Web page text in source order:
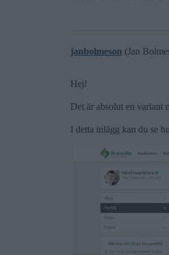
janbolmeson (Jan
Hej!
Det är absolut en variant
I detta inlägg kan du se